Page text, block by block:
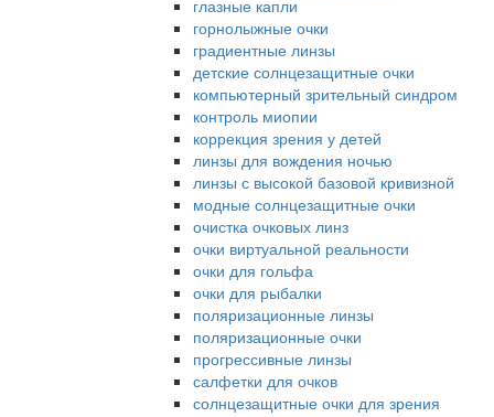
глазные капли
горнолыжные очки
градиентные линзы
детские солнцезащитные очки
компьютерный зрительный синдром
контроль миопии
коррекция зрения у детей
линзы для вождения ночью
линзы с высокой базовой кривизной
модные солнцезащитные очки
очистка очковых линз
очки виртуальной реальности
очки для гольфа
очки для рыбалки
поляризационные линзы
поляризационные очки
прогрессивные линзы
салфетки для очков
солнцезащитные очки для зрения